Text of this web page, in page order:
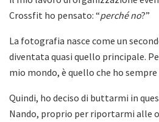
Crossfit ho pensato: “perché no?”
La fotografia nasce come un
diventata quasi quello principale.
mio mondo, è quello che ho
Quindi, ho deciso di buttarmi in
Nando, proprio per riportarmi alle